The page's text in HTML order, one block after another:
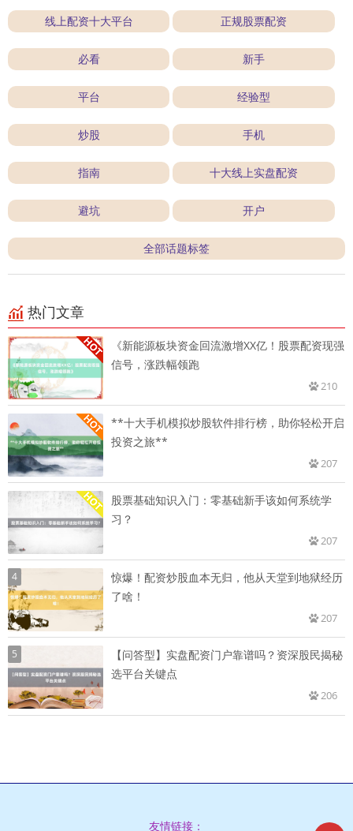
线上配资十大平台 正规股票配资
必看 新手
平台 经验型
炒股 手机
指南 十大线上实盘配资
避坑 开户
全部话题标签
热门文章
《新能源板块资金回流激增XX亿！股票配资现强
信号，涨跌幅领跑
210
**十大手机模拟炒股软件排行榜，助你轻松开启
投资之旅**
207
股票基础知识入门：零基础新手该如何系统学
习？
207
4
惊爆！配资炒股血本无归，他从天堂到地狱经历
了啥！
207
5
【问答型】实盘配资门户靠谱吗？资深股民揭秘
选平台关键点
206
友情链接：